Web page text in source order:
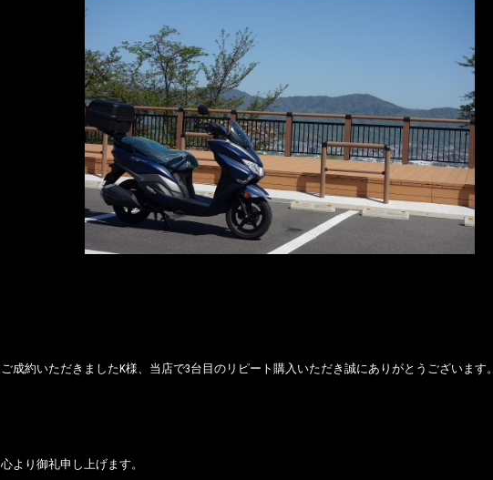
ご成約いただきましたK様、当店で3台目のリピート購入いただき誠にありがとうございます。
心より御礼申し上げます。